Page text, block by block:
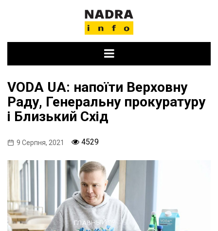
VODA UA: напоїти Верховну
Раду, Генеральну прокуратуру
і Близький Схід
9 Серпня, 2021 4529